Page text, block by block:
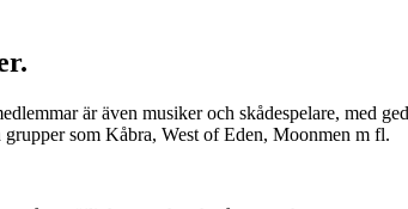
är även musiker och skådespelare, med
grupper som Kåbra, West of Eden, Moonmen m fl.